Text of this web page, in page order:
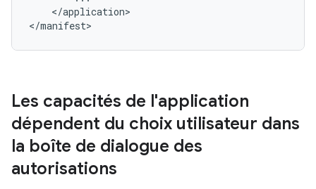
</application>
</manifest>
Les capacités de l'application
dépendent du choix utilisateur dans
la boîte de dialogue des
autorisations